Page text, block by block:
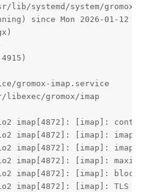
lib/systemd/system/
since Mon 2026-01-12
gromox-imap.service
libexec/gromox/imap
imap[4872]: [imap]:
imap[4872]: [imap]:
imap[4872]: [imap]:
imap[4872]: [imap]:
imap[4872]: [imap]:
imap[4872]: [imap]: TLS